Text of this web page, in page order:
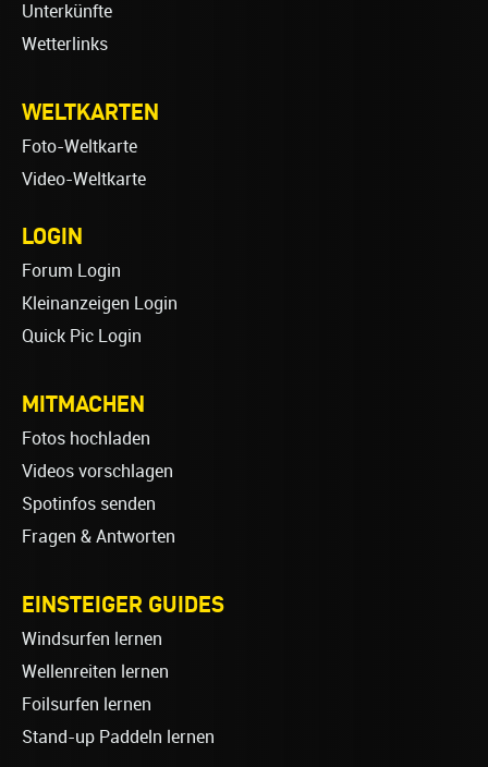
Unterkünfte
Wetterlinks
WELTKARTEN
Foto-Weltkarte
Video-Weltkarte
LOGIN
Forum Login
Kleinanzeigen Login
Quick Pic Login
MITMACHEN
Fotos hochladen
Videos vorschlagen
Spotinfos senden
Fragen & Antworten
EINSTEIGER GUIDES
Windsurfen lernen
Wellenreiten lernen
Foilsurfen lernen
Stand-up Paddeln lernen